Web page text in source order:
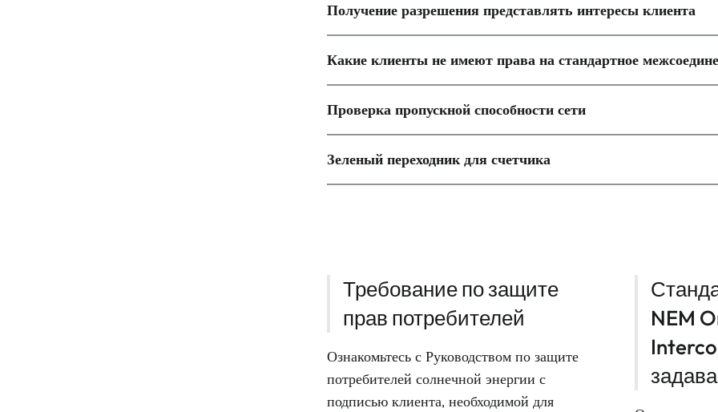
Получение разрешения представлять интересы клиента
Какие клиенты не имеют права на стандартное
Проверка пропускной способности сети
Зеленый переходник для счетчика
Требование по защите
прав потребителей
Ознакомьтесь с Руководством по защите
потребителей солнечной энергии с
подписью клиента, необходимой для
NEM